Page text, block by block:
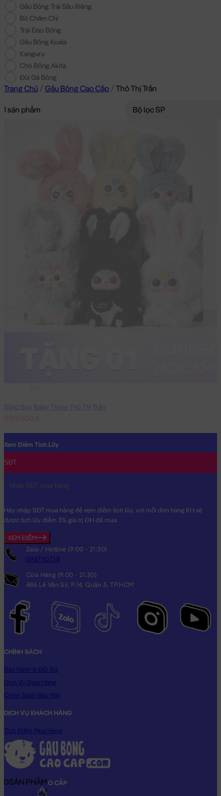
Gấu Bông Trái Sầu Riêng
Bò Chăm Chỉ
Trài Đào Bông
Gấu Bông Koala
Kanguru
Chó Bông Akita
Đùi Gà Bông
Trang Chủ / Gấu Bông Cao Cấp / Thỏ Thị Trấn
1 sản phẩm Bộ lọc SP
Xem Điểm Tích Lũy
SĐT
Hãy nhập SĐT mua hàng để xem điểm tích lũy, với mỗi đơn hàng KH sẽ
được tích lũy điểm 3% giá trị ĐH đã mua
XEM ĐIỂM
Zalo / Hotline (9:00 - 21:30)
0967110738
Cửa Hàng (9:00 - 21:30)
486 Lê Văn Sỹ, P.14, Quận 3, TP.HCM
CHÍNH SÁCH
Bảo Hành & Đổi Trả
Dịch Vụ Giao Hàng
Chính Sách Bảo Mật
DỊCH VỤ KHÁCH HÀNG
Tích Điểm Mua Hàng
GẤU BÔNG CAO CẤP
0SẢN PHẨM
0₫